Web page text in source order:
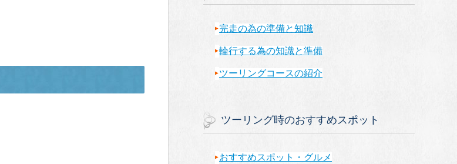
完走の為の準備と知識
輪行する為の知識と準備
ツーリングコースの紹介
ツーリング時のおすすめスポット
おすすめスポット・グルメ